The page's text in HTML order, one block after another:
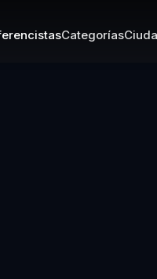
Categorías
en